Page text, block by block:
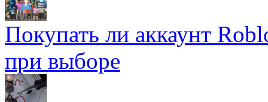
Покупать ли аккаунт
при выборе